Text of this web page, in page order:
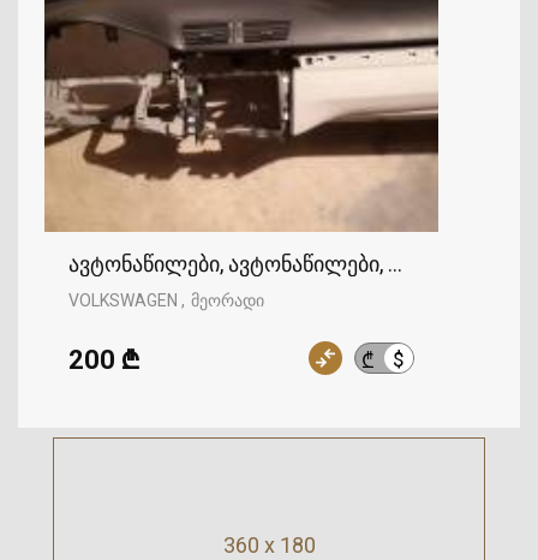
ავტონაწილები, ავტონაწილები, VOLKSWAGEN
VOLKSWAGEN მეორადი
₾ $
200 ₾
360 x 180